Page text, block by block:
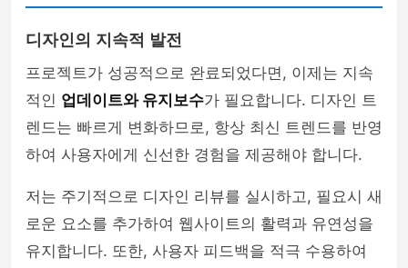
디자인의 지속적 발전
프로젝트가 성공적으로 완료되었다면, 이제는 지속
적인 업데이트와 유지보수가 필요합니다. 디자인 트
렌드는 빠르게 변화하므로, 항상 최신 트렌드를 반영
하여 사용자에게 신선한 경험을 제공해야 합니다.
저는 주기적으로 디자인 리뷰를 실시하고, 필요시 새
로운 요소를 추가하여 웹사이트의 활력과 유연성을
유지합니다. 또한, 사용자 피드백을 적극 수용하여